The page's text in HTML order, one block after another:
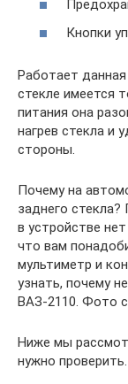
Кнопки
Работает
стекле имеется
питания она
нагрев стекла и
стороны.
Почему на
заднего
в устройстве
что вам
мультиметр и
узнать, почему
ВАЗ-2110. Фото
Ниже мы
нужно проверить.